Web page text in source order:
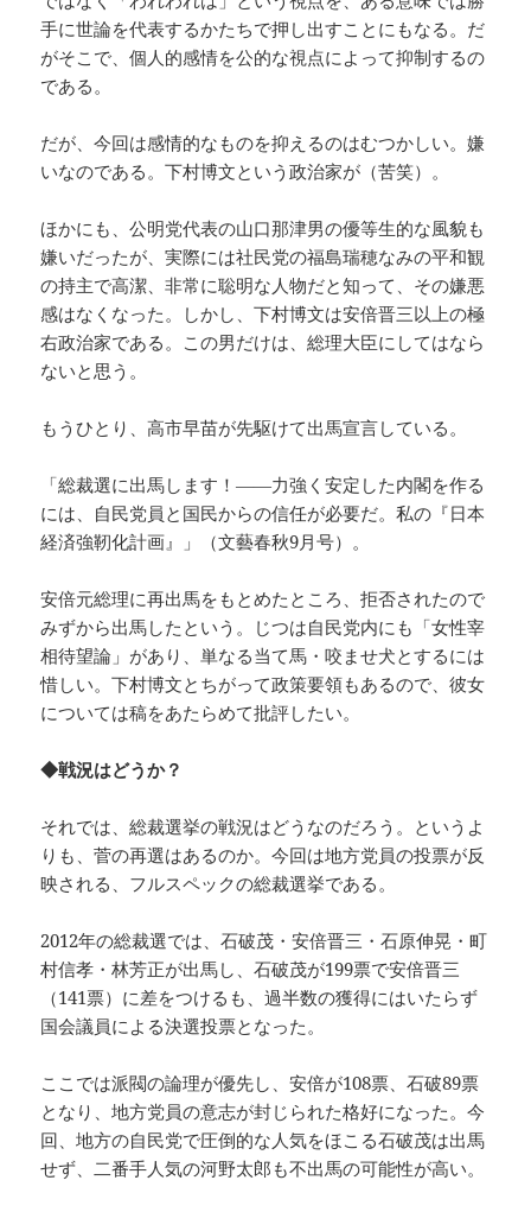
手に世論を代表するかたちで押し出すことにもなる。だ
がそこで、個人的感情を公的な視点によって抑制するの
である。
だが、今回は感情的なものを抑えるのはむつかしい。嫌
いなのである。下村博文という政治家が（苦笑）。
ほかにも、公明党代表の山口那津男の優等生的な風貌も
嫌いだったが、実際には社民党の福島瑞穂なみの平和観
の持主で高潔、非常に聡明な人物だと知って、その嫌悪
感はなくなった。しかし、下村博文は安倍晋三以上の極
右政治家である。この男だけは、総理大臣にしてはなら
ないと思う。
もうひとり、高市早苗が先駆けて出馬宣言している。
「総裁選に出馬します！――力強く安定した内閣を作る
には、自民党員と国民からの信任が必要だ。私の『日本
経済強靭化計画』」（文藝春秋9月号）。
安倍元総理に再出馬をもとめたところ、拒否されたので
みずから出馬したという。じつは自民党内にも「女性宰
相待望論」があり、単なる当て馬・咬ませ犬とするには
惜しい。下村博文とちがって政策要領もあるので、彼女
については稿をあたらめて批評したい。
◆戦況はどうか？
それでは、総裁選挙の戦況はどうなのだろう。というよ
りも、菅の再選はあるのか。今回は地方党員の投票が反
映される、フルスペックの総裁選挙である。
2012年の総裁選では、石破茂・安倍晋三・石原伸晃・町
村信孝・林芳正が出馬し、石破茂が199票で安倍晋三
（141票）に差をつけるも、過半数の獲得にはいたらず
国会議員による決選投票となった。
ここでは派閥の論理が優先し、安倍が108票、石破89票
となり、地方党員の意志が封じられた格好になった。今
回、地方の自民党で圧倒的な人気をほこる石破茂は出馬
せず、二番手人気の河野太郎も不出馬の可能性が高い。